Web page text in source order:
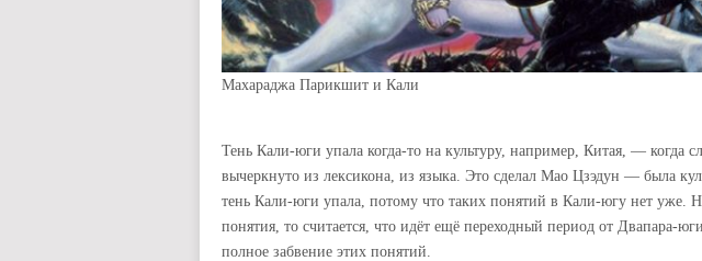
Махараджа Парикшит и Кали
Тень Кали-юги упала когда-то на культуру, например, Китая, — когда
вычеркнуто из лексикона, из языка. Это сделал Мао Цзэдун — была
тень Кали-юги упала, потому что таких понятий в Кали-югу нет уже.
понятия, то считается, что идёт ещё переходный период от Двапара-
полное забвение этих понятий.